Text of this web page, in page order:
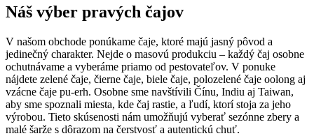
si
môžete
na
stránke
produktu.
Náš výber pravých čajov
V našom obchode ponúkame čaje, ktoré majú jasný pôvod a
jedinečný charakter. Nejde o masovú produkciu – každý čaj osobne
ochutnávame a vyberáme priamo od pestovateľov. V ponuke
nájdete zelené čaje, čierne čaje, biele čaje, polozelené čaje oolong aj
vzácne čaje pu-erh. Osobne sme navštívili Čínu, Indiu aj Taiwan,
aby sme spoznali miesta, kde čaj rastie, a ľudí, ktorí stoja za jeho
výrobou. Tieto skúsenosti nám umožňujú vyberať sezónne zbery a
malé šarže s dôrazom na čerstvosť a autentickú chuť.